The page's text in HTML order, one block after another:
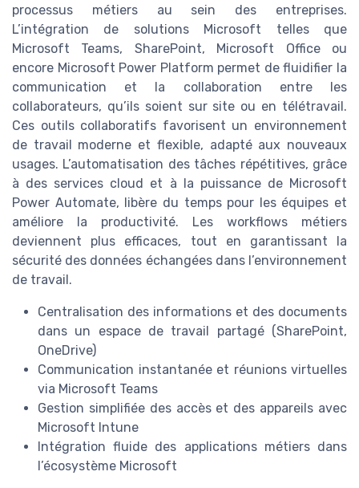
processus métiers au sein des entreprises.
L’intégration de solutions Microsoft telles que
Microsoft Teams, SharePoint, Microsoft Office ou
encore Microsoft Power Platform permet de fluidifier la
communication et la collaboration entre les
collaborateurs, qu’ils soient sur site ou en télétravail.
Ces outils collaboratifs favorisent un environnement
de travail moderne et flexible, adapté aux nouveaux
usages. L’automatisation des tâches répétitives, grâce
à des services cloud et à la puissance de Microsoft
Power Automate, libère du temps pour les équipes et
améliore la productivité. Les workflows métiers
deviennent plus efficaces, tout en garantissant la
sécurité des données échangées dans l’environnement
de travail.
Centralisation des informations et des documents
dans un espace de travail partagé (SharePoint,
OneDrive)
Communication instantanée et réunions virtuelles
via Microsoft Teams
Gestion simplifiée des accès et des appareils avec
Microsoft Intune
Intégration fluide des applications métiers dans
l’écosystème Microsoft